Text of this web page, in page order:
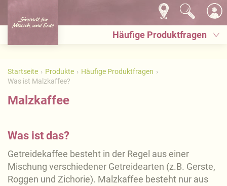
Häufige Produktfragen
Startseite Produkte
Häufige Produktfragen
Was ist Malzkaffee?
Malzkaffee
Was ist das?
Getreidekaffee besteht in der Regel aus einer
Mischung verschiedener Getreidearten (z.B. Gerste,
Roggen und Zichorie). Malzkaffee besteht nur aus